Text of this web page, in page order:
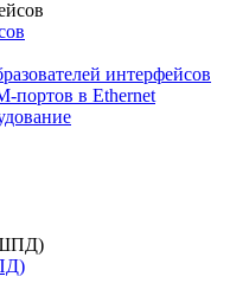
интерфейсов
портов в Ethernet